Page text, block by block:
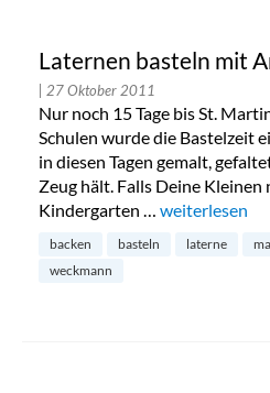
Laternen basteln mit
| 27 Oktober 2011
Nur noch 15 Tage bis St.
Schulen wurde die Bastelzeit
in diesen Tagen gemalt,
Zeug hält. Falls Deine Kleinen
Kindergarten … „Laternen
weiterlesen
backen basteln laterne
weckmann